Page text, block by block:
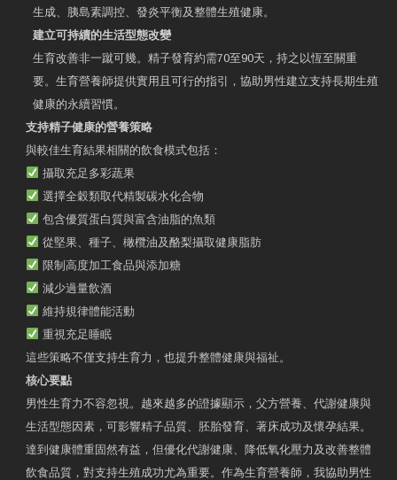
生成、胰島素調控、發炎平衡及整體生殖健康。
建立可持續的生活型態改變
生育改善非一蹴可幾。精子發育約需70至90天，持之以恆至關重
要。生育營養師提供實用且可行的指引，協助男性建立支持長期生殖
健康的永續習慣。
支持精子健康的營養策略
與較佳生育結果相關的飲食模式包括：
攝取充足多彩蔬果
選擇全穀類取代精製碳水化合物
包含優質蛋白質與富含油脂的魚類
從堅果、種子、橄欖油及酪梨攝取健康脂肪
限制高度加工食品與添加糖
減少過量飲酒
維持規律體能活動
重視充足睡眠
這些策略不僅支持生育力，也提升整體健康與福祉。
核心要點
男性生育力不容忽視。越來越多的證據顯示，父方營養、代謝健康與
生活型態因素，可影響精子品質、胚胎發育、著床成功及懷孕結果。
達到健康體重固然有益，但優化代謝健康、降低氧化壓力及改善整體
飲食品質，對支持生殖成功尤為重要。作為生育營養師，我協助男性